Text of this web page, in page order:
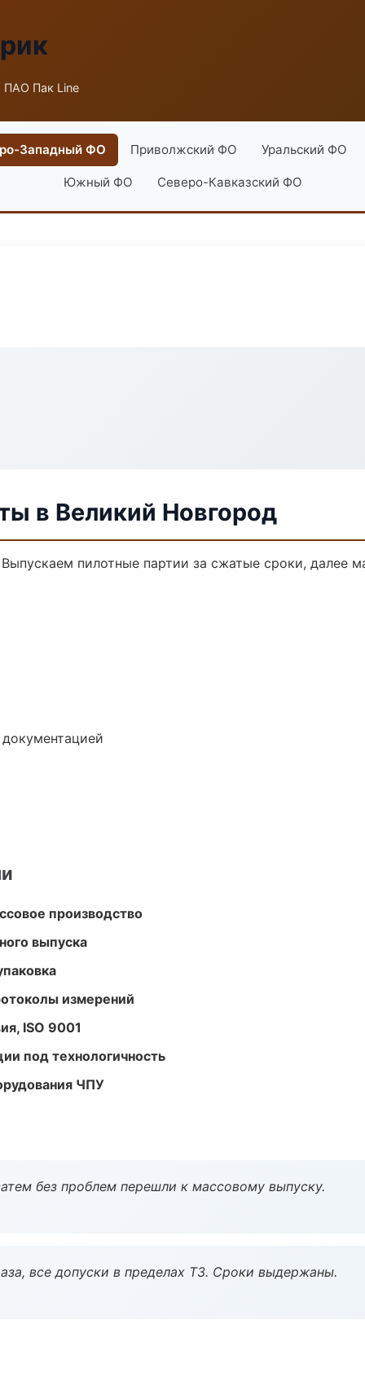
Пак Line
Западный ФО Приволжский ФО Уральский ФО
Южный ФО Северо-Кавказский ФО
в Великий Новгород
пилотные партии за сжатые сроки, далее
производство
выпуска
измерений
ISO 9001
под технологичность
ЧПУ
без проблем перешли к массовому выпуску.
все допуски в пределах ТЗ. Сроки выдержаны.